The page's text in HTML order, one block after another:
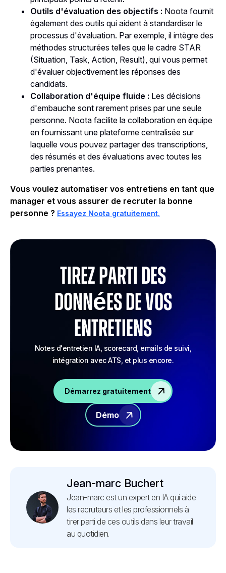
Outils d'évaluation des objectifs : Noota fournit
également des outils qui aident à standardiser le
processus d'évaluation. Par exemple, il intègre des
méthodes structurées telles que le cadre STAR
(Situation, Task, Action, Result), qui vous permet
d'évaluer objectivement les réponses des
candidats.
Collaboration d'équipe fluide : Les décisions
d'embauche sont rarement prises par une seule
personne. Noota facilite la collaboration en équipe
en fournissant une plateforme centralisée sur
laquelle vous pouvez partager des transcriptions,
des résumés et des évaluations avec toutes les
parties prenantes.
Vous voulez automatiser vos entretiens en tant que
manager et vous assurer de recruter la bonne
personne ? Essayez Noota gratuitement.
Tirez parti des
données de vos
entretiens
Notes d'entretien IA, scorecard, emails de suivi,
intégration avec ATS, et plus encore.
Démarrez gratuitement
Démo
Jean-marc Buchert
Jean-marc est un expert en IA qui aide
les recruteurs et les professionnels à
tirer parti de ces outils dans leur travail
au quotidien.